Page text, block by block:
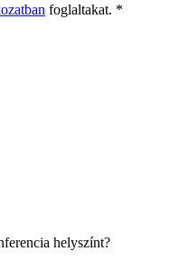
foglaltakat. *
helyszínt?